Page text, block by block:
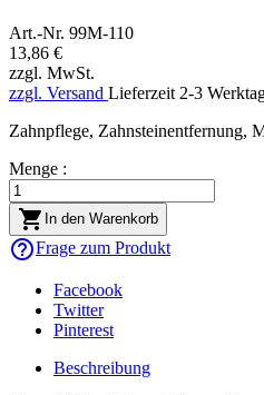
Art.-Nr. 99M-110
13,86 €
zzgl. MwSt.
zzgl. Versand Lieferzeit 2-3
Zahnpflege, Zahnsteinentfernung,
Menge :
 In den Warenkorb
help_outlineFrage zum Produkt
Facebook
Twitter
Pinterest
Beschreibung